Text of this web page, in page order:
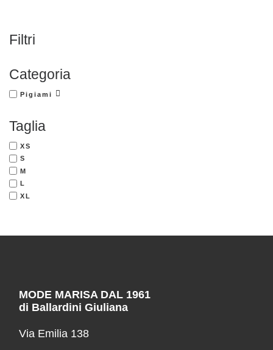
Filtri
Categoria
Pigiami
Taglia
XS
S
M
L
XL
MODE MARISA DAL 1961
di Ballardini Giuliana
Via Emilia 138